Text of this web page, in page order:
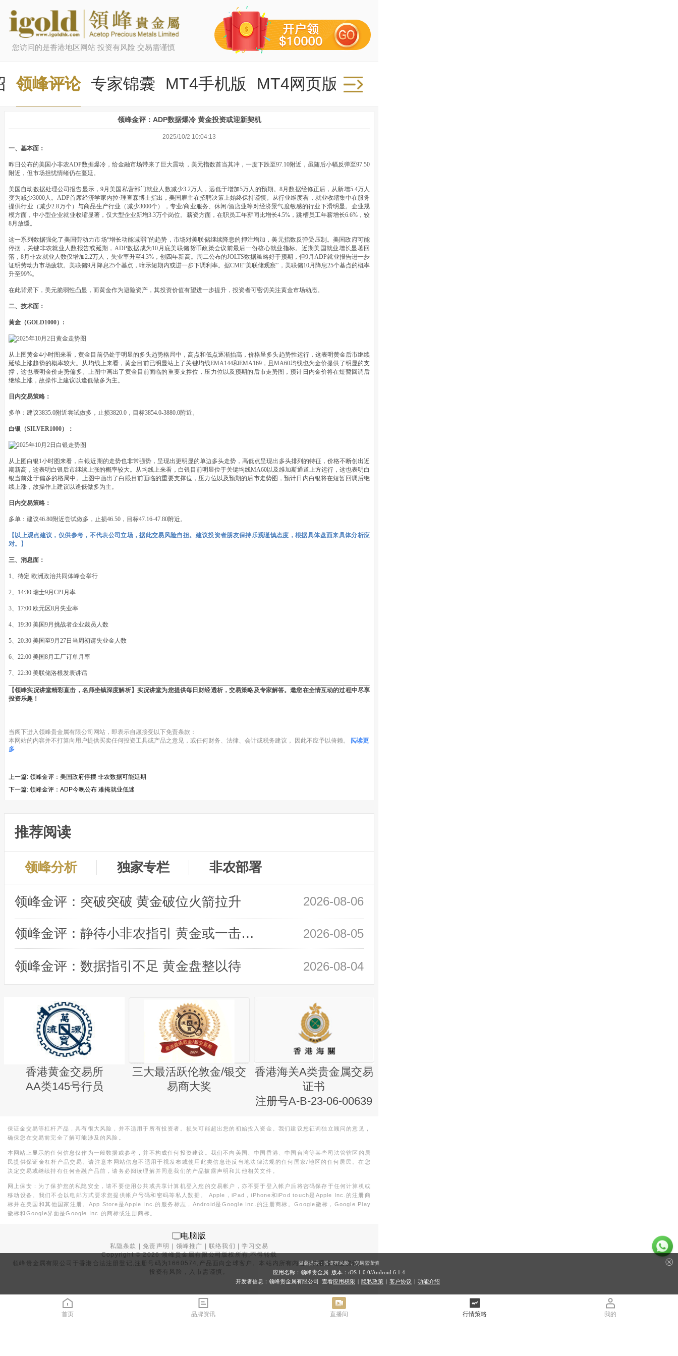
您访问的是香港地区网站 投资有风险 交易需谨慎
领峰评论 专家锦囊 MT4手机版 MT4网页版
领峰金评：ADP数据爆冷 黄金投资或迎新契机
2025/10/2 10:04:13
一、基本面：
昨日公布的美国小非农ADP数据爆冷，给金融市场带来了巨大震动，美元指数首当其冲，一度下跌至97.10附近，虽随后小幅反弹至97.50
附近，但市场担忧情绪仍在蔓延。
美国自动数据处理公司报告显示，9月美国私营部门就业人数减少3.2万人，远低于增加5万人的预期。8月数据经修正后，从新增5.4万人
变为减少3000人。ADP首席经济学家内拉·理查森博士指出，美国雇主在招聘决策上始终保持谨慎。从行业维度看，就业收缩集中在服务
提供行业（减少2.8万个）与商品生产行业（减少3000个），专业/商业服务、休闲/酒店业等对经济景气度敏感的行业下滑明显。企业规
模方面，中小型企业就业收缩显著，仅大型企业新增3.3万个岗位。薪资方面，在职员工年薪同比增长4.5%，跳槽员工年薪增长6.6%，较
8月放缓。
这一系列数据强化了美国劳动力市场“增长动能减弱”的趋势，市场对美联储继续降息的押注增加，美元指数反弹受压制。美国政府可能
停摆，关键非农就业人数报告或延期，ADP数据成为10月底美联储货币政策会议前最后一份核心就业指标。近期美国就业增长显著回
落，8月非农就业人数仅增加2.2万人，失业率升至4.3%，创四年新高。周二公布的JOLTS数据虽略好于预期，但9月ADP就业报告进一步
证明劳动力市场疲软。美联储9月降息25个基点，暗示短期内或进一步下调利率。据CME“美联储观察”，美联储10月降息25个基点的概率
升至99%。
在此背景下，美元脆弱性凸显，而黄金作为避险资产，其投资价值有望进一步提升，投资者可密切关注黄金市场动态。
二、技术面：
黄金（GOLD1000）:
从上图黄金4小时图来看，黄金目前仍处于明显的多头趋势格局中，高点和低点逐渐抬高，价格呈多头趋势性运行，这表明黄金后市继续
延续上涨趋势的概率较大。从均线上来看，黄金目前已明显站上了关键均线EMA144和EMA169，且MA60均线也为金价提供了明显的支
撑，这也表明金价走势偏多。上图中画出了黄金目前面临的重要支撑位，压力位以及预期的后市走势图，预计日内金价将在短暂回调后
继续上涨，故操作上建议以逢低做多为主。
日内交易策略：
多单：建议3835.0附近尝试做多，止损3820.0，目标3854.0-3880.0附近。
白银（SILVER1000）：
从上图白银1小时图来看，白银近期的走势也非常强势，呈现出更明显的单边多头走势，高低点呈现出多头排列的特征，价格不断创出近
期新高，这表明白银后市继续上涨的概率较大。从均线上来看，白银目前明显位于关键均线MA60以及维加斯通道上方运行，这也表明白
银当前处于偏多的格局中。上图中画出了白眼目前面临的重要支撑位，压力位以及预期的后市走势图，预计日内白银将在短暂回调后继
续上涨，故操作上建议以逢低做多为主。
日内交易策略：
多单：建议46.80附近尝试做多，止损46.50，目标47.16-47.80附近。
【以上观点建议，仅供参考，不代表公司立场，据此交易风险自担。建议投资者朋友保持乐观谨慎态度，根据具体盘面来具体分析应
对。】
三、消息面：
1、待定 欧洲政治共同体峰会举行
2、14:30 瑞士9月CPI月率
3、17:00 欧元区8月失业率
4、19:30 美国9月挑战者企业裁员人数
5、20:30 美国至9月27日当周初请失业金人数
6、22:00 美国8月工厂订单月率
7、22:30 美联储洛根发表讲话
【领峰实况讲堂精彩直击，名师坐镇深度解析】实况讲堂为您提供每日财经透析，交易策略及专家解答。邀您在全情互动的过程中尽享
投资乐趣！
当阁下进入领峰贵金属有限公司网站，即表示自愿接受以下免责条款：
本网站的内容并不打算向用户提供买卖任何投资工具或产品之意见，或任何财务、法律、会计或税务建议， 因此不应予以倚赖。 阅读更
多
上一篇: 领峰金评：美国政府停摆 非农数据可能延期
下一篇: 领峰金评：ADP今晚公布 难掩就业低迷
推荐阅读
领峰分析 独家专栏 非农部署
领峰金评：突破突破 黄金破位火箭拉升 2026-08-06
领峰金评：静待小非农指引 黄金或一击破局 2026-08-05
领峰金评：数据指引不足 黄金盘整以待 2026-08-04
香港黄金交易所
AA类145号行员
三大最活跃伦敦金/银交
易商大奖
香港海关A类贵金属交易
证书
注册号A-B-23-06-00639
保证金交易等杠杆产品，具有很大风险，并不适用于所有投资者。损失可能超出您的初始投入资金。我们建议您征询独立顾问的意见，
确保您在交易前完全了解可能涉及的风险。
本网站上显示的任何信息仅作为一般数据或参考，并不构成任何投资建议。我们不向美国、中国香港、中国台湾等某些司法管辖区的居
民提供保证金杠杆产品交易。请注意本网站信息不适用于视发布或使用此类信息违反当地法律法规的任何国家/地区的任何居民。在您
决定交易或继续持有任何金融产品前，请务必阅读理解并同意我们的产品披露声明和其他相关文件。
网上保安：为了保护您的私隐安全，请不要使用公共或共享计算机登入您的交易帐户，亦不要于登入帐户后将密码保存于任何计算机或
移动设备。我们不会以电邮方式要求您提供帐户号码和密码等私人数据。 Apple，iPad，iPhone和iPod touch是Apple Inc.的注册商
标并在美国和其他国家注册。App Store是Apple Inc.的服务标志，Android是Google Inc.的注册商标。Google徽标，Google Play
徽标和Google界面是Google Inc.的商标或注册商标。
电脑版
私隐条款 |免责声明 领峰推广 |联络我们 |学习交易
Copyright ©2026领峰贵金属有限公司版权所有,不得转载
领峰贵金属有限公司于 香港合法注册登记 ,注册号码为1660574,产品面向全球客户。本站内所有内容均为香港地区资讯。
投资有风险，入市需谨慎。
首页 品牌资讯 直播间 行情策略 我的
温馨提示：投资有风险，交易需谨慎
应用名称：领峰贵金属 版本：iOS 1.0.0/Android 6.1.4
开发者信息：领峰贵金属有限公司 查看应用权限 | 隐私政策 | 客户协议 | 功能介绍